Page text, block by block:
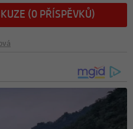
(0 PŘÍSPĚVKŮ)